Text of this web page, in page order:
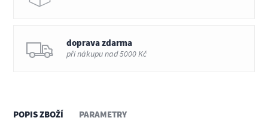
doprava zdarma
při nákupu nad 5000 Kč
POPIS ZBOŽÍ PARAMETRY